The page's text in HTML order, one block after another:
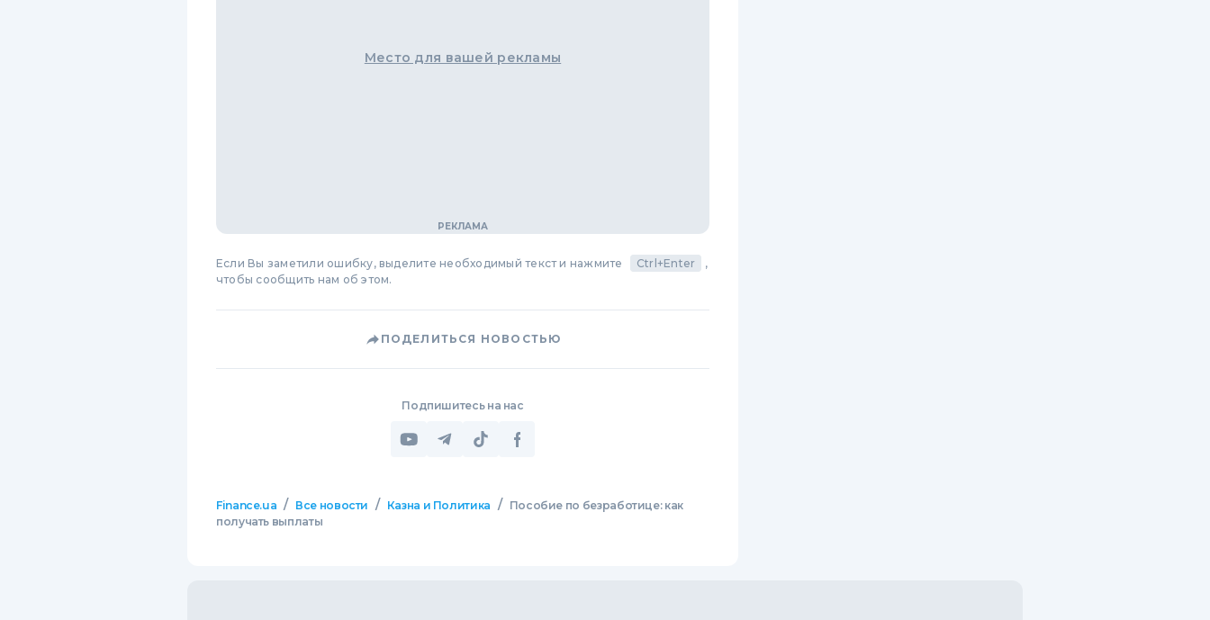
Место для вашей рекламы
Если Вы заметили ошибку, выделите необходимый текст и нажмите Ctrl+Enter
,
чтобы сообщить нам об этом.
ПОДЕЛИТЬСЯ НОВОСТЬЮ
Подпишитесь на нас
Finance.ua / Все новости / Казна и Политика /
Пособие по безработице: как
получать выплаты